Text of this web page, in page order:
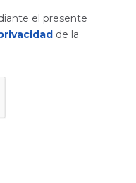
el presente
de la